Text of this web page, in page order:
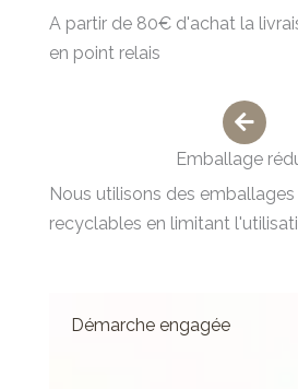
A partir de 80€ d'achat la
en point relais
Emballage
Nous utilisons des
recyclables en limitant
Démarche engagée